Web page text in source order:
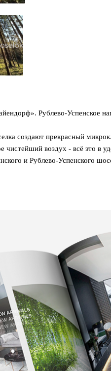
Рублево-Успенское
создают прекрасный
чистейший воздух - всё это в
и Рублево-Успенского